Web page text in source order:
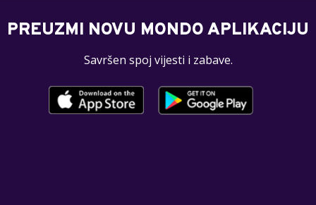
PREUZMI NOVU MONDO APLIKACIJU
Savršen spoj vijesti i zabave.